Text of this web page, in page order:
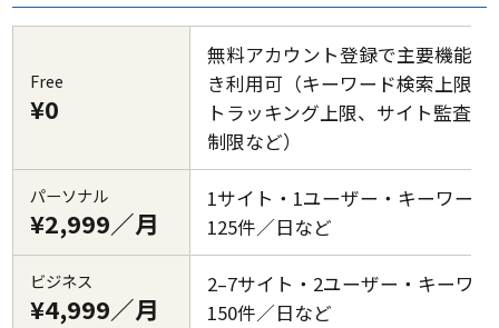
Free
¥0
無料アカウント登録で主要機能を
き利用可（キーワード検索上限、
トラッキング上限、サイト監査ペ
制限など）
パーソナル
¥2,999／月
1サイト・1ユーザー・キーワード
125件／日など
ビジネス
¥4,999／月
2–7サイト・2ユーザー・キーワ
150件／日など